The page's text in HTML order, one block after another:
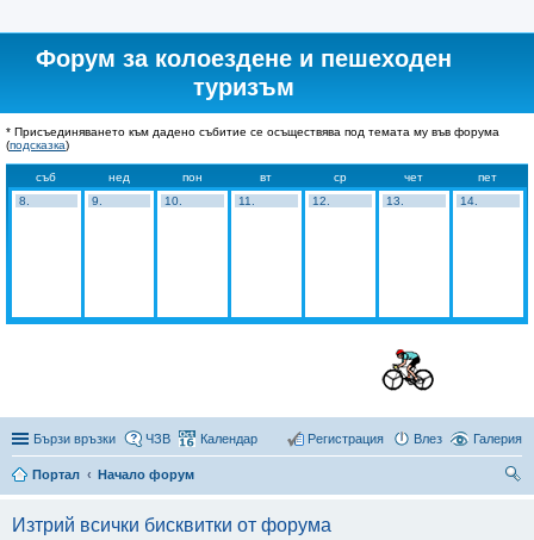
Форум за колоездене и пешеходен
туризъм
* Присъединяването към дадено събитие се осъществява под темата му във форума
(подсказка)
съб нед пон вт ср чет
пет
8.
9. 10. 11. 12. 13. 14.
Бързи връзки Галерия
ЧЗВ Календар Влез
Регистрация
Портал
Начало форум
Изтрий всички бисквитки от форума